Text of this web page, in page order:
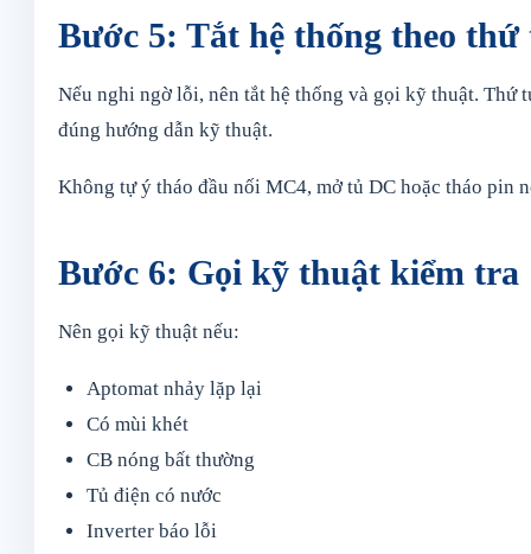
Bước 5: Tắt hệ thống theo
Nếu nghi ngờ lỗi, nên tắt hệ thống và gọi kỹ thuật. Thứ
đúng hướng dẫn kỹ thuật.
Không tự ý tháo đầu nối MC4, mở tủ DC hoặc tháo pin
Bước 6: Gọi kỹ thuật kiểm tra
Nên gọi kỹ thuật nếu:
Aptomat nhảy lặp lại
Có mùi khét
CB nóng bất thường
Tủ điện có nước
Inverter báo lỗi